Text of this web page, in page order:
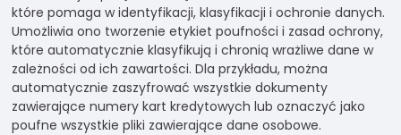
które pomaga w identyfikacji, klasyfikacji i ochronie danych.
Umożliwia ono tworzenie etykiet poufności i zasad ochrony,
które automatycznie klasyfikują i chronią wrażliwe dane w
zależności od ich zawartości. Dla przykładu, można
automatycznie zaszyfrować wszystkie dokumenty
zawierające numery kart kredytowych lub oznaczyć jako
poufne wszystkie pliki zawierające dane osobowe.